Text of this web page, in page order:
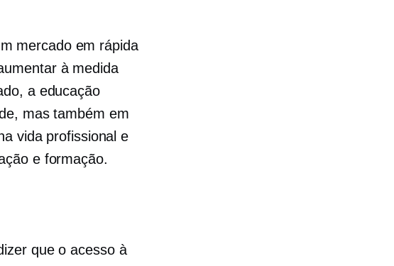
mercado em rápida
à medida
a educação
mas também em
vida profissional e
e formação.
que o acesso à